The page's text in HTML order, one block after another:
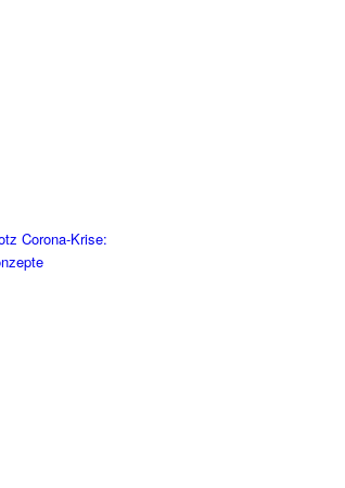
Corona-Krise: